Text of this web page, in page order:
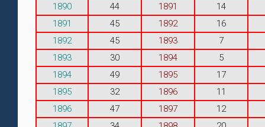
1890
44 1891
14
1891
45 1892
16
1892
45 1893
7
1893
30 1894
5
1894
49 1895
17
1895
32 1896
11
1896
47 1897
12